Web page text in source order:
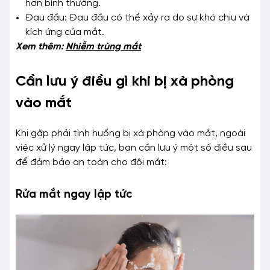
hơn bình thường.
Đau đầu: Đau đầu có thể xảy ra do sự khó chịu và
kích ứng của mắt.
Xem thêm:Nhiễm trùng mắt
Cần lưu ý điều gì khi bị xà phòng
vào mắt
Khi gặp phải tình huống bị xà phòng vào mắt, ngoài
việc xử lý ngay lập tức, bạn cần lưu ý một số điều sau
để đảm bảo an toàn cho đôi mắt:
Rửa mắt ngay lập tức